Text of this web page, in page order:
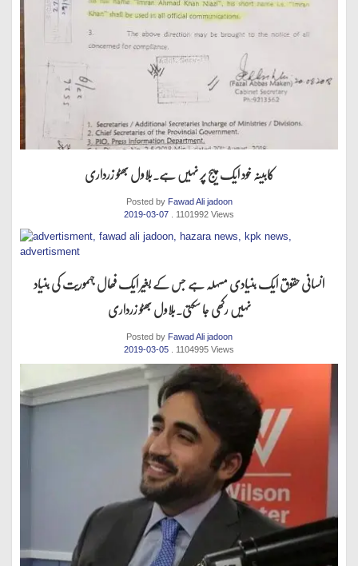
کابینہ خود ایک پیج پر نہیں ہے.بلاول بھٹو زرداری
Posted by Fawad Ali jadoon
2019-03-07 . 1101992 Views
انسانی حقوق ایک بنیادی مسہلہ ہے جس کے بغیر ایک فھال جہموریت کی بنیاد
نہیں رکھی جا سکتی.بلاول بھٹو زرداری
Posted by Fawad Ali jadoon
2019-03-05 . 1104995 Views